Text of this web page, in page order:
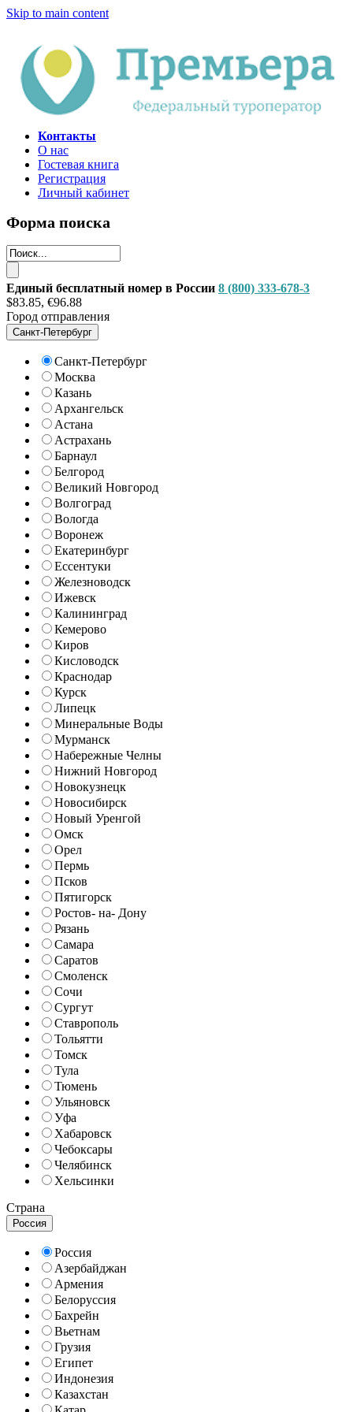
Skip to main content
Контакты
О нас
Гостевая книга
Регистрация
Личный кабинет
Форма поиска
Единый бесплатный номер в России 8 (800) 333-678-3
$83.85, €96.88
Город отправления
Санкт-Петербург
Санкт-Петербург
Москва
Казань
Архангельск
Астана
Астрахань
Барнаул
Белгород
Великий Новгород
Волгоград
Вологда
Воронеж
Екатеринбург
Ессентуки
Железноводск
Ижевск
Калининград
Кемерово
Киров
Кисловодск
Краснодар
Курск
Липецк
Минеральные Воды
Мурманск
Набережные Челны
Нижний Новгород
Новокузнецк
Новосибирск
Новый Уренгой
Омск
Орел
Пермь
Псков
Пятигорск
Ростов- на- Дону
Рязань
Самара
Саратов
Смоленск
Сочи
Сургут
Ставрополь
Тольятти
Томск
Тула
Тюмень
Ульяновск
Уфа
Хабаровск
Чебоксары
Челябинск
Хельсинки
Страна
Россия
Россия
Азербайджан
Армения
Белоруссия
Бахрейн
Вьетнам
Грузия
Египет
Индонезия
Казахстан